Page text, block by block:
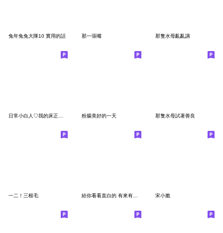
兔年兔兔大隊10 實用的話 那一張嘴 那隻水母亂亂講
粉腸美好的一天 那隻水母試著善良
一二！三根毛 給你看看直白的 有來有往 11 宋小脆